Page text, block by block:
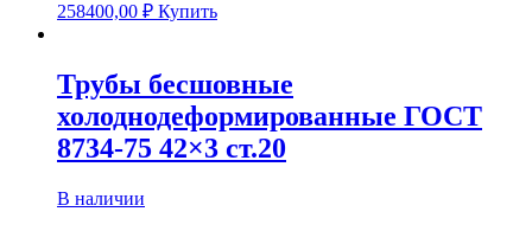
258400,00 ₽ Купить
Трубы бесшовные
холоднодеформированные ГОСТ
8734-75 42×3 ст.20
В наличии